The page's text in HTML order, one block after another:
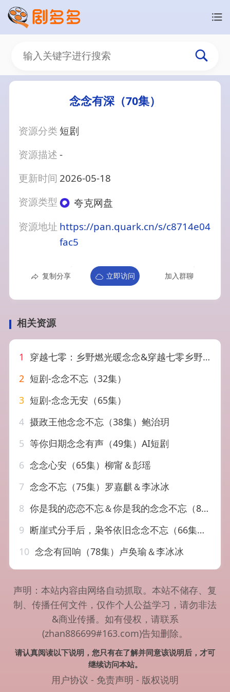
念念有深（70集）
资源分类 短剧
资源描述-
更新时间 2026-05-18
资源类型
夸克网盘
资源地址 https://pan.quark.cn/s/c8714e04
fac5
复制分享 立即访问 加入群聊
相关资源
1
穿越七零：乡野燃光暖念念&穿越七零乡野燃光暖念念（80集）AI短剧
2 短剧-念念不忘（32集）
3 短剧-念念无安（65集）
4 摄政王他念念不忘（38集）鲍治玥
5 等你归期念念有声（49集）AI短剧
6 念念心安（65集）柳甯＆彭瑶
7 念念不忘（75集）罗嘉麒＆李冰冰
8 你是我的恋恋不忘＆你是我的念念不忘（82集）李柏言＆屈婉琼 6个吻
9 断崖式分手后，枭爷依旧念念不忘（66集）刘子洋&谭煦哲
10 念念有回响（78集）卢奂瑜＆李冰冰
声明：本站内容由网络自动抓取。本站不储存、复
制、传播任何文件，仅作个人公益学习，请勿非法
&商业传播。如有侵权，请联系
(zhan886699#163.com)告知删除。
请认真阅读以下说明，您只有在了解并同意该说明后，才可
继续访问本站。
用户协议 - 免责声明 - 版权说明